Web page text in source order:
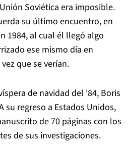
Soviética era imposible.
su último encuentro, en
1984, al cual él llegó algo
ese mismo día en
que se verían.
de navidad del '84, Boris
su regreso a Estados Unidos,
de 70 páginas con los
de sus investigaciones.